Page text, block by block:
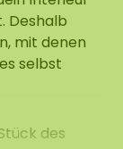
Deshalb
mit denen
selbst
des